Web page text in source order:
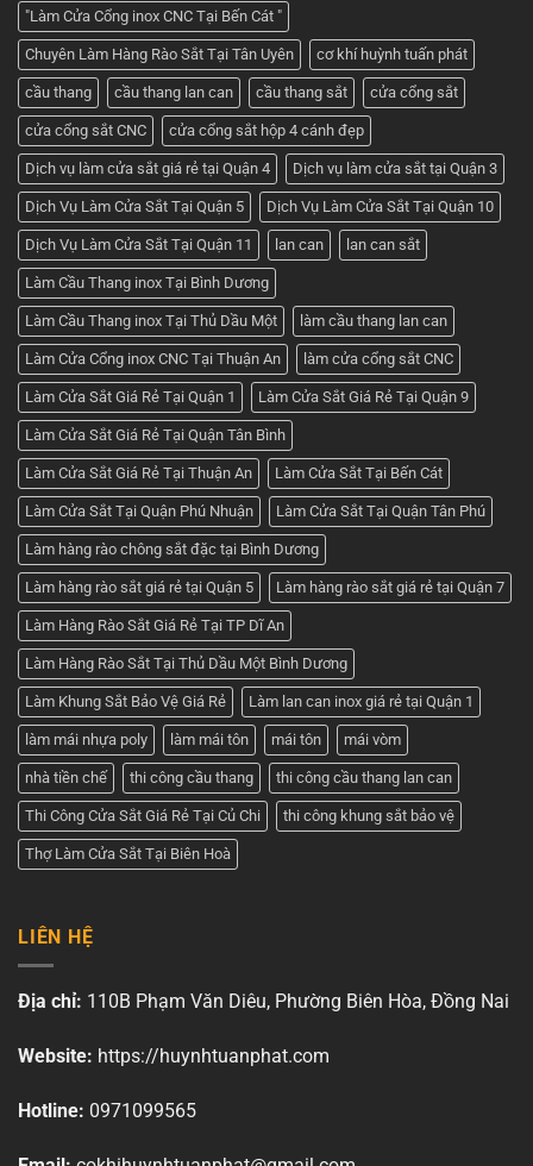
đẹp
nhất
hiện
nay
2
cánh
–
Nhận
báo
giá
tốt
nhất
Cơ
khí
Huỳnh
Tuấn
Phát
"Làm Cửa Cổng inox CNC Tại Bến Cát "
Chuyên Làm Hàng Rào Sắt Tại Tân Uyên cơ khí huỳnh tuấn phát
cầu thang cầu thang lan can cầu thang sắt cửa cổng sắt
cửa cổng sắt CNC cửa cổng sắt hộp 4 cánh đẹp
Dịch vụ làm cửa sắt giá rẻ tại Quận 4 Dịch vụ làm cửa sắt tại Quận 3
Dịch Vụ Làm Cửa Sắt Tại Quận 5 Dịch Vụ Làm Cửa Sắt Tại Quận 10
Dịch Vụ Làm Cửa Sắt Tại Quận 11 lan can lan can sắt
Làm Cầu Thang inox Tại Bình Dương
Làm Cầu Thang inox Tại Thủ Dầu Một làm cầu thang lan can
Làm Cửa Cổng inox CNC Tại Thuận An làm cửa cổng sắt CNC
Làm Cửa Sắt Giá Rẻ Tại Quận 1 Làm Cửa Sắt Giá Rẻ Tại Quận 9
Làm Cửa Sắt Giá Rẻ Tại Quận Tân Bình
Làm Cửa Sắt Giá Rẻ Tại Thuận An Làm Cửa Sắt Tại Bến Cát
Làm Cửa Sắt Tại Quận Phú Nhuận Làm Cửa Sắt Tại Quận Tân Phú
Làm hàng rào chông sắt đặc tại Bình Dương
Làm hàng rào sắt giá rẻ tại Quận 5 Làm hàng rào sắt giá rẻ tại Quận 7
Làm Hàng Rào Sắt Giá Rẻ Tại TP Dĩ An
Làm Hàng Rào Sắt Tại Thủ Dầu Một Bình Dương
Làm Khung Sắt Bảo Vệ Giá Rẻ Làm lan can inox giá rẻ tại Quận 1
làm mái nhựa poly làm mái tôn mái tôn mái vòm
nhà tiền chế thi công cầu thang thi công cầu thang lan can
Thi Công Cửa Sắt Giá Rẻ Tại Củ Chi thi công khung sắt bảo vệ
Thợ Làm Cửa Sắt Tại Biên Hoà
LIÊN HỆ
Địa chỉ: 110B Phạm Văn Diêu, Phường Biên Hòa, Đồng Nai
Website: https://huynhtuanphat.com
Hotline: 0971099565